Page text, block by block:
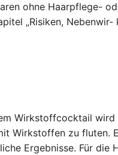
ohne Haarpflege-
„Risiken, Nebenwir-
Wirkstoffcocktail
Wirkstoffen zu fluten.
Ergebnisse. Für